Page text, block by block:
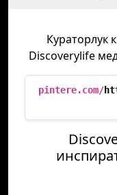
Кураторлук
Discoverylife
pintere.com/